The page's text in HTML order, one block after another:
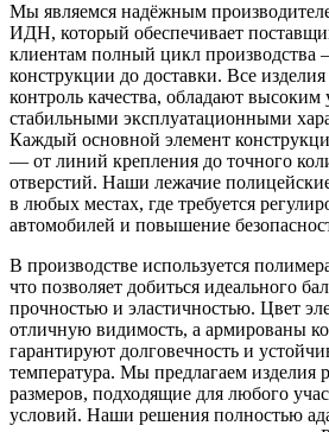
Мы являемся надёжным
ИДН, который обеспечивает
клиентам полный цикл производства
конструкции до доставки. Все
контроль качества, обладают
стабильными эксплуатационными
Каждый основной элемент
— от линий крепления до точного
отверстий. Наши лежачие
в любых местах, где требуется
автомобилей и повышение
В производстве используется
что позволяет добиться идеального
прочностью и эластичностью. Цвет
отличную видимость, а армированы
гарантируют долговечность и
температура. Мы предлагаем изделия
размеров, подходящие для любого
условий. Наши решения полностью